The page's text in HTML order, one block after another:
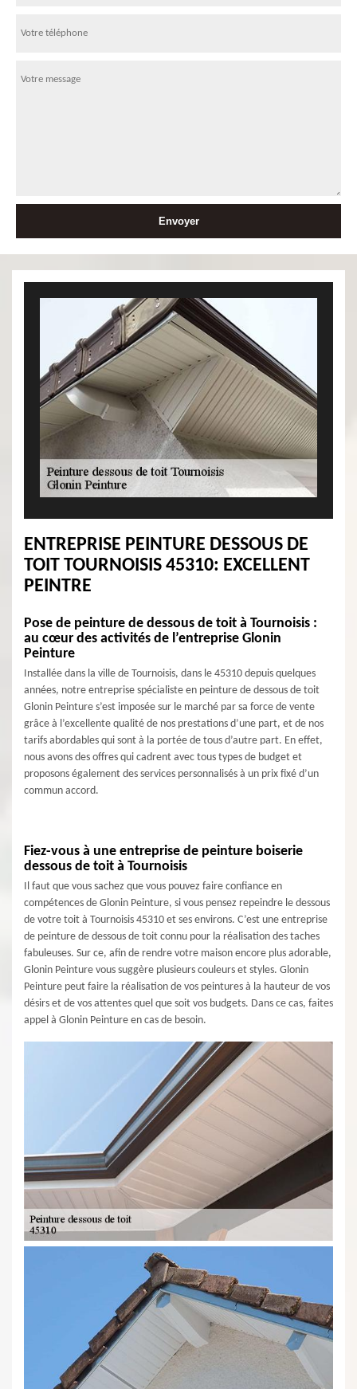
ENTREPRISE PEINTURE DESSOUS DE
TOIT TOURNOISIS 45310: EXCELLENT
PEINTRE
Pose de peinture de dessous de toit à Tournoisis :
au cœur des activités de l’entreprise Glonin
Peinture
Installée dans la ville de Tournoisis, dans le 45310 depuis quelques
années, notre entreprise spécialiste en peinture de dessous de toit
Glonin Peinture s’est imposée sur le marché par sa force de vente
grâce à l’excellente qualité de nos prestations d’une part, et de nos
tarifs abordables qui sont à la portée de tous d’autre part. En effet,
nous avons des offres qui cadrent avec tous types de budget et
proposons également des services personnalisés à un prix fixé d’un
commun accord.
Fiez-vous à une entreprise de peinture boiserie
dessous de toit à Tournoisis
Il faut que vous sachez que vous pouvez faire confiance en
compétences de Glonin Peinture, si vous pensez repeindre le dessous
de votre toit à Tournoisis 45310 et ses environs. C’est une entreprise
de peinture de dessous de toit connu pour la réalisation des taches
fabuleuses. Sur ce, afin de rendre votre maison encore plus adorable,
Glonin Peinture vous suggère plusieurs couleurs et styles. Glonin
Peinture peut faire la réalisation de vos peintures à la hauteur de vos
désirs et de vos attentes quel que soit vos budgets. Dans ce cas, faites
appel à Glonin Peinture en cas de besoin.